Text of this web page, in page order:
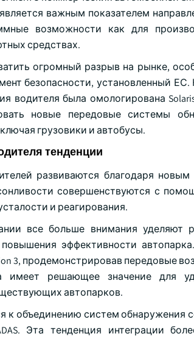
важным показателем
возможности как для
средствах.
огромный разрыв на рынке,
безопасности, установленный ЕС.
водителя была омологирована
новые передовые системы
грузовики и автобусы.
тенденции
развиваются благодаря
совершенствуются с
и реагирования.
все больше внимания уделяют
эффективности
3, продемонстрировав передовые
имеет решающее значение для
автопарков.
объединению систем обнаружения
Эта тенденция интеграции